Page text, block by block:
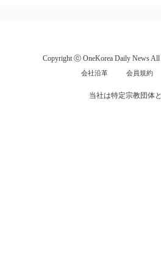
Copyright ⓒ OneKorea Daily News All
会社沿革 会員規約
当社は特定宗教団体